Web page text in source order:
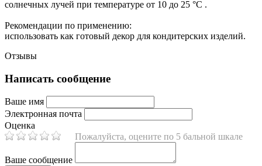
солнечных лучей при температуре от 10 до 25 °C .
Рекомендации по применению:
использовать как готовый декор для кондитерских изделий.
Отзывы
Написать сообщение
Ваше имя
Электронная почта
Оценка
Пожалуйста, оцените по 5 бальной шкале
Ваше сообщение